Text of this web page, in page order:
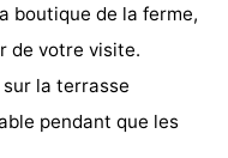
boutique de la ferme,
de votre visite.
la terrasse
pendant que les